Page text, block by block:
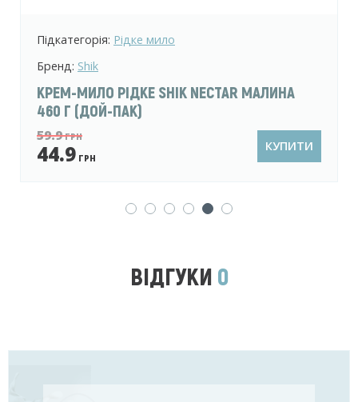
Підкатегорія: Рідке мило
Бренд: Shik
КРЕМ-МИЛО РІДКЕ SHIK NECTAR МАЛИНА
460 Г (ДОЙ-ПАК)
59.9ГРН
44.9 ГРН
КУПИТИ
ВІДГУКИ 0